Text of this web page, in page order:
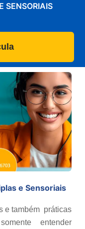
SENSORIAIS
e Sensoriais
e também práticas
entender